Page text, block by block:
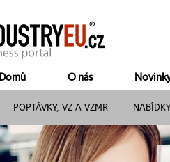
Domů O nás
POPTÁVKY, VZ A VZMR